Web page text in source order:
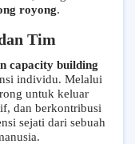
royong.
Tim
capacity building
individu. Melalui
untuk keluar
dan berkontribusi
sejati dari sebuah